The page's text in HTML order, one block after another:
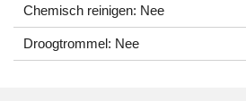
Chemisch reinigen: Nee
Droogtrommel: Nee